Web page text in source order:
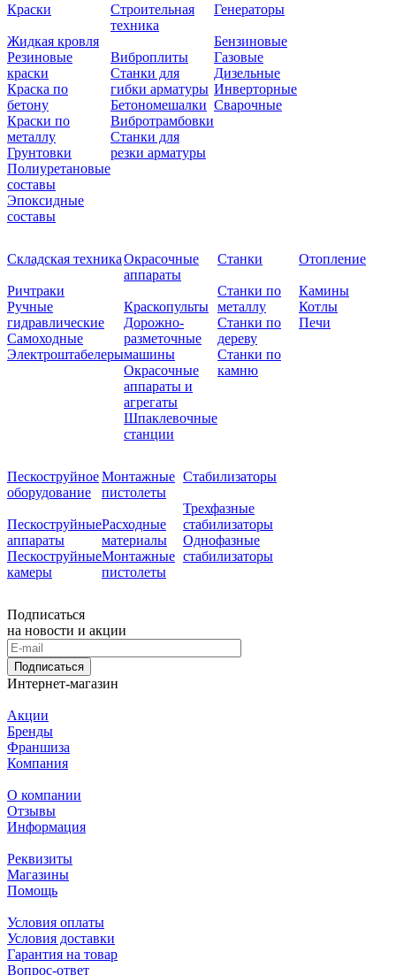
Краски
Жидкая кровля
Резиновые
краски
Краска по
бетону
Краски по
металлу
Грунтовки
Полиуретановые
составы
Эпоксидные
составы
Строительная
техника
Виброплиты
Станки для
гибки арматуры
Бетономешалки
Вибротрамбовки
Станки для
резки арматуры
Генераторы
Бензиновые
Газовые
Дизельные
Инверторные
Сварочные
Складская техника
Ричтраки
Ручные
гидравлические
Самоходные
Электроштабелеры
Окрасочные
аппараты
Краскопульты
Дорожно-
разметочные
машины
Окрасочные
аппараты и
агрегаты
Шпаклевочные
станции
Станки
Станки по
металлу
Станки по
дереву
Станки по
камню
Отопление
Камины
Котлы
Печи
Пескоструйное
оборудование
Пескоструйные
аппараты
Пескоструйные
камеры
Монтажные
пистолеты
Расходные
материалы
Монтажные
пистолеты
Стабилизаторы
Трехфазные
стабилизаторы
Однофазные
стабилизаторы
Подписаться
на новости и акции
Подписаться
Интернет-магазин
Акции
Бренды
Франшиза
Компания
О компании
Отзывы
Информация
Реквизиты
Магазины
Помощь
Условия оплаты
Условия доставки
Гарантия на товар
Вопрос-ответ